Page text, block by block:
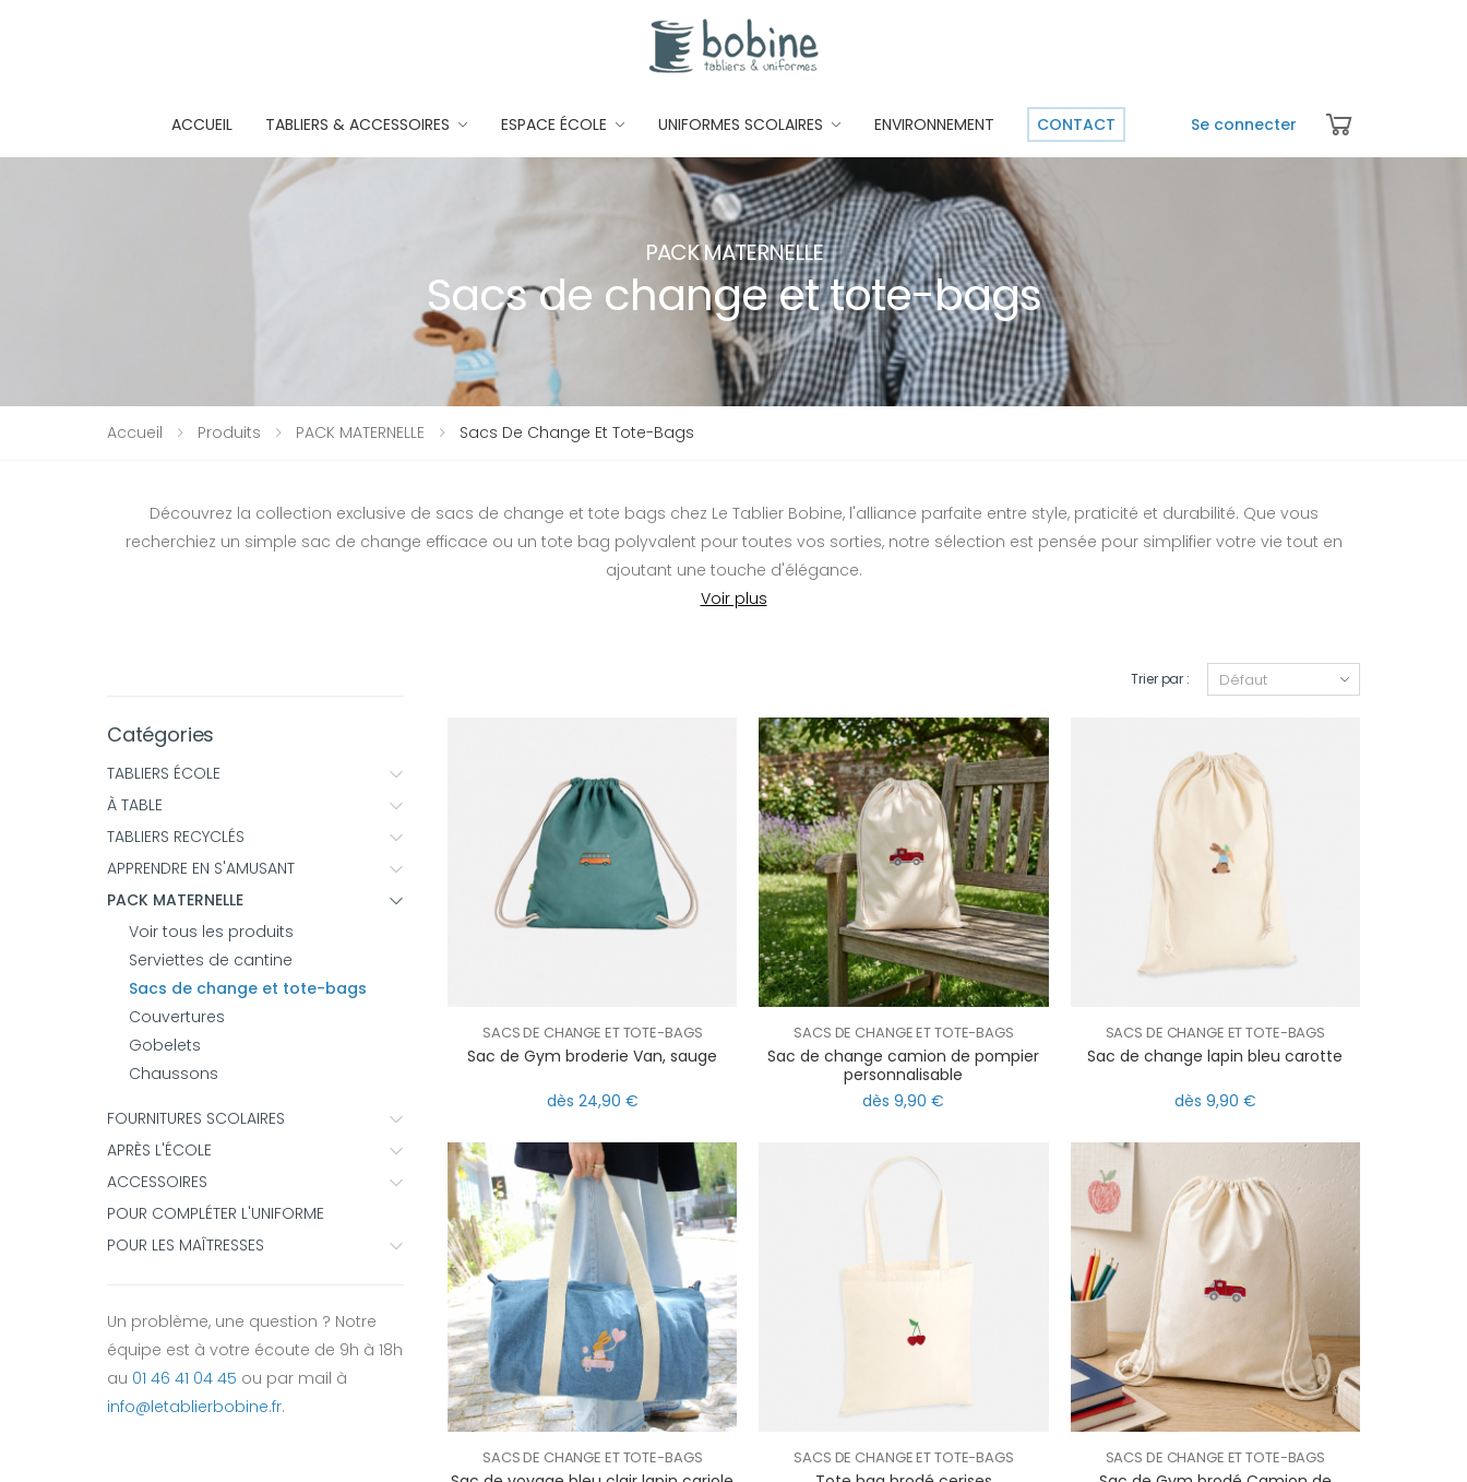
ACCUEIL TABLIERS & ACCESSOIRES ESPACE ÉCOLE UNIFORMES SCOLAIRES ENVIRONNEMENT CONTACT Se connecter
PACK MATERNELLE
Sacs de change et tote-bags
Accueil Produits PACK MATERNELLE Sacs De Change Et Tote-Bags
Découvrez la collection exclusive de sacs de change et tote bags chez Le Tablier Bobine, l'alliance parfaite entre style, praticité et durabilité. Que vous
recherchiez un simple sac de change efficace ou un tote bag polyvalent pour toutes vos sorties, notre sélection est pensée pour simplifier votre vie tout en
ajoutant une touche d'élégance.
Catégories
TABLIERS ÉCOLE
À TABLE
TABLIERS RECYCLÉS
APPRENDRE EN S'AMUSANT
PACK MATERNELLE
Voir tous les produits
Serviettes de cantine
Sacs de change et tote-bags
Couvertures
Gobelets
Chaussons
FOURNITURES SCOLAIRES
APRÈS L'ÉCOLE
ACCESSOIRES
POUR COMPLÉTER L'UNIFORME
POUR LES MAÎTRESSES
Un problème, une question ? Notre
équipe est à votre écoute de 9h à 18h
au 01 46 41 04 45 ou par mail à
info@letablierbobine.fr.
Trier par :
SACS DE CHANGE ET TOTE-BAGS
Sac de Gym broderie Van, sauge
dès 24,90 €
SACS DE CHANGE ET TOTE-BAGS
Sac de change camion de pompier
personnalisable
dès 9,90 €
SACS DE CHANGE ET TOTE-BAGS
Sac de change lapin bleu carotte
dès 9,90 €
SACS DE CHANGE ET TOTE-BAGS SACS DE CHANGE ET TOTE-BAGS SACS DE CHANGE ET TOTE-BAGS